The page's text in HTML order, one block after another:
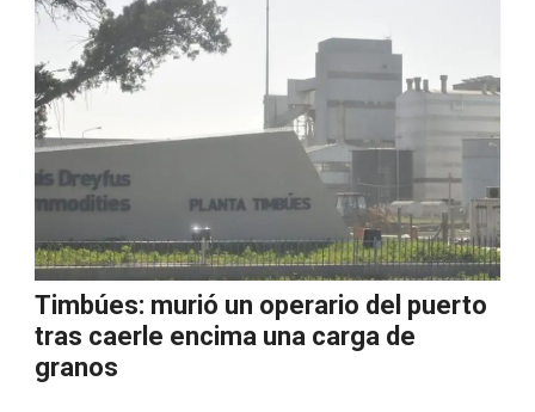
Timbúes: murió un operario del puerto
tras caerle encima una carga de
granos